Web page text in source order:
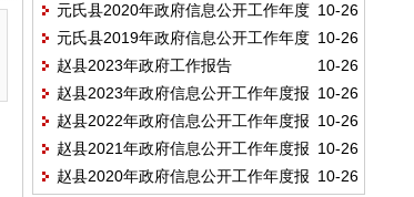
报告
10-26
元氏县2020年政府信息公开工作年度
报告
10-26
元氏县2019年政府信息公开工作年度
报告
10-26
赵县2023年政府工作报告
10-26
赵县2023年政府信息公开工作年度报
告
10-26
赵县2022年政府信息公开工作年度报
告
10-26
赵县2021年政府信息公开工作年度报
告
10-26
赵县2020年政府信息公开工作年度报